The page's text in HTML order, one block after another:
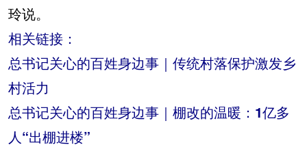
玲说。
相关链接：
总书记关心的百姓身边事｜传统村落保护激发乡
村活力
总书记关心的百姓身边事｜棚改的温暖：1亿多
人“出棚进楼”